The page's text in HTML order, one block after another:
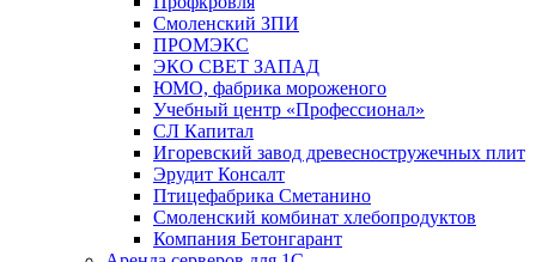
Смоленский ЗПИ
ПРОМЭКС
ЭКО СВЕТ ЗАПАД
ЮМО, фабрика мороженого
Учебный центр «Профессионал»
СЛ Капитал
Игоревский завод древесностружечных плит
Эрудит Консалт
Птицефабрика Сметанино
Смоленский комбинат хлебопродуктов
Компания Бетонгарант